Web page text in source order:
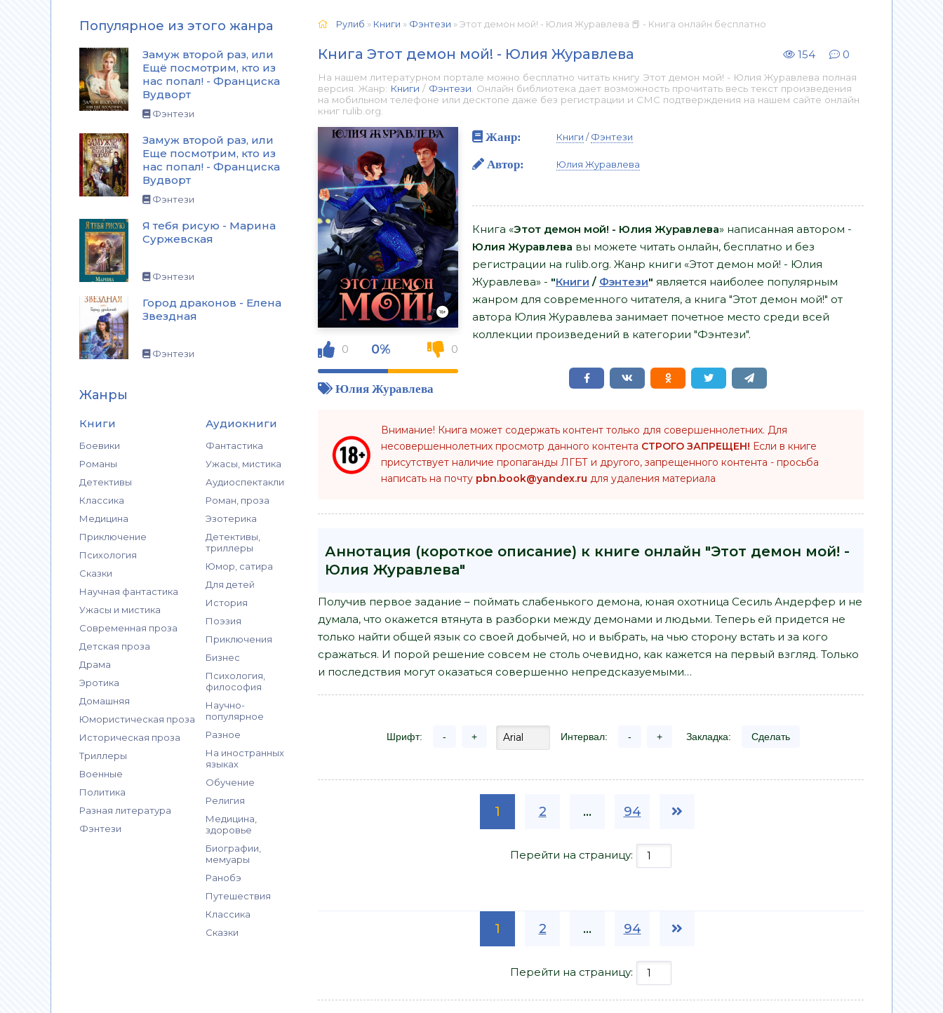
Популярное из этого жанра
Замуж второй раз, или
Ещё посмотрим, кто из
нас попал! - Франциска
Вудворт
Фэнтези
Замуж второй раз, или
Еще посмотрим, кто из
нас попал! - Франциска
Вудворт
Фэнтези
Я тебя рисую - Марина
Суржевская
Фэнтези
Город драконов - Елена
Звездная
Фэнтези
Жанры
Книги
Боевики
Романы
Детективы
Классика
Медицина
Приключение
Психология
Сказки
Научная фантастика
Ужасы и мистика
Современная проза
Детская проза
Драма
Эротика
Домашняя
Юмористическая проза
Историческая проза
Триллеры
Военные
Политика
Разная литература
Фэнтези
Аудиокниги
Фантастика
Ужасы, мистика
Аудиоспектакли
Роман, проза
Эзотерика
Детективы,
триллеры
Юмор, сатира
Для детей
История
Поэзия
Приключения
Бизнес
Психология,
философия
Научно-
популярное
Разное
На иностранных
языках
Обучение
Религия
Медицина,
здоровье
Биографии,
мемуары
Ранобэ
Путешествия
Классика
Сказки
Рулиб » Книги » Фэнтези » Этот демон мой! - Юлия Журавлева 📕 - Книга онлайн бесплатно
Книга Этот демон мой! - Юлия Журавлева 154 0
На нашем литературном портале можно бесплатно читать книгу Этот демон мой! - Юлия Журавлева полная
версия. Жанр: Книги / Фэнтези . Онлайн библиотека дает возможность прочитать весь текст произведения
на мобильном телефоне или десктопе даже без регистрации и СМС подтверждения на нашем сайте онлайн
книг rulib.org.
0 0% 0
Юлия Журавлева
Жанр: Книги /Фэнтези
Автор: Юлия Журавлева
Книга «Этот демон мой! - Юлия Журавлева» написанная автором -
Юлия Журавлева вы можете читать онлайн, бесплатно и без
регистрации на rulib.org. Жанр книги «Этот демон мой! - Юлия
Журавлева» - "Книги / Фэнтези" является наиболее популярным
жанром для современного читателя, а книга "Этот демон мой!" от
автора Юлия Журавлева занимает почетное место среди всей
коллекции произведений в категории "Фэнтези".
Внимание! Книга может содержать контент только для совершеннолетних. Для
несовершеннолетних просмотр данного контента СТРОГО ЗАПРЕЩЕН! Если в книге
присутствует наличие пропаганды ЛГБТ и другого, запрещенного контента - просьба
написать на почту pbn.book@yandex.ru для удаления материала
Аннотация (короткое описание) к книге онлайн "Этот демон мой! -
Юлия Журавлева"
Получив первое задание – поймать слабенького демона, юная охотница Сесиль Андерфер и не
думала, что окажется втянута в разборки между демонами и людьми. Теперь ей придется не
только найти общей язык со своей добычей, но и выбрать, на чью сторону встать и за кого
сражаться. И порой решение совсем не столь очевидно, как кажется на первый взгляд. Только
и последствия могут оказаться совершенно непредсказуемыми…
Шрифт: - + Интервал: - + Закладка: Сделать
1 2 ... 94
Перейти на страницу:
1 2 ... 94
Перейти на страницу: